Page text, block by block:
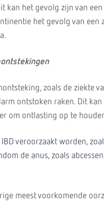
kan het gevolg zijn van
het gevolg van
zoals de ziekte
ontstoken raken. Dit
om ontlasting op te
veroorzaakt worden,
de anus, zoals
meest voorkomende